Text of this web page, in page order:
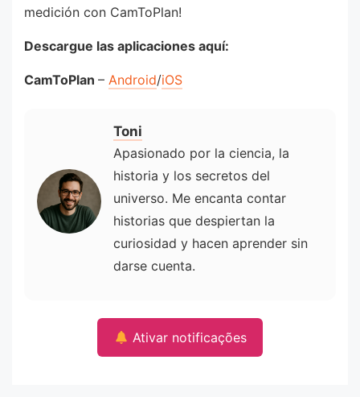
medición con CamToPlan!
Descargue las aplicaciones aquí:
CamToPlan – Android/iOS
Toni
Apasionado por la ciencia, la
historia y los secretos del
universo. Me encanta contar
historias que despiertan la
curiosidad y hacen aprender sin
darse cuenta.
Ativar notificações